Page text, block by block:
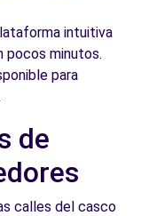
intuitiva
pocos minutos.
para
de
calles del casco